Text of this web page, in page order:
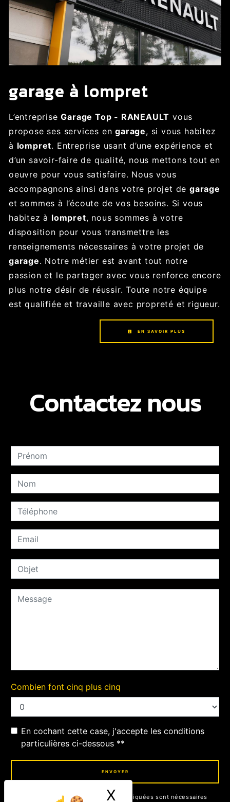
X Masquer le
garage à lompret
L’entrepriseGarage Top - RANEAULT vous
propose ses services engarage, si vous habitez
à lompret. Entreprise usant d’une expérience et
d’un savoir-faire de qualité, nous mettons tout en
oeuvre pour vous satisfaire. Nous vous
accompagnons ainsi dans votre projet de garage
et sommes à l’écoute de vos besoins. Si vous
habitez à lompret, nous sommes à votre
disposition pour vous transmettre les
renseignements nécessaires à votre projet de
garage. Notre métier est avant tout notre
passion et le partager avec vous renforce encore
plus notre désir de réussir. Toute notre équipe
est qualifiée et travaille avec propreté et rigueur.
EN SAVOIR PLUS
Contactez nous
Combien font cinq plus cinq
En cochant cette case, j'accepte les conditions
particulières ci-dessous **
ENVOYER
** Les données personnelles communiquées sont nécessaires